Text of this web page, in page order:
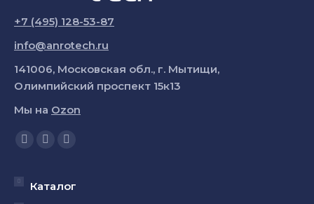
+7 (495) 128-53-87
info@anrotech.ru
141006, Московская обл., г. Мытищи,
Олимпийский проспект 15к13
Мы на Ozon
Ищите нас:
Страница
открывается
Страница
открывается
Страница
открывается
Каталог